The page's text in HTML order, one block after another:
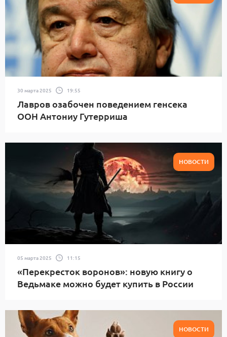
30 марта 2025 19:55
Лавров озабочен поведением генсека
ООН Антониу Гутерриша
НОВОСТИ
05 марта 2025 11:15
«Перекресток воронов»: новую книгу о
Ведьмаке можно будет купить в России
НОВОСТИ